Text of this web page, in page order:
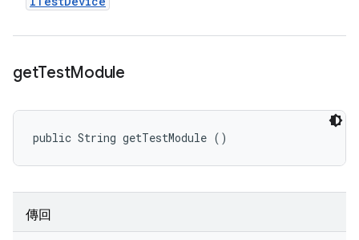
getTestModule
public String getTestModule ()
傳回